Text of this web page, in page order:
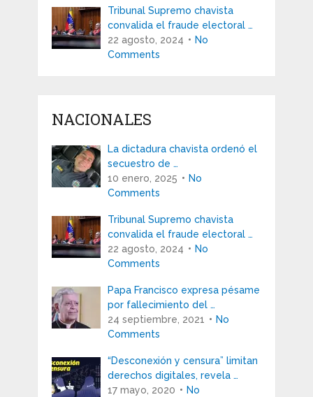
Tribunal Supremo chavista
convalida el fraude electoral …
22 agosto, 2024
No
Comments
NACIONALES
La dictadura chavista ordenó el
secuestro de …
10 enero, 2025
No
Comments
Tribunal Supremo chavista
convalida el fraude electoral …
22 agosto, 2024
No
Comments
Papa Francisco expresa pésame
por fallecimiento del …
24 septiembre, 2021
No
Comments
“Desconexión y censura” limitan
derechos digitales, revela …
17 mayo, 2020
No